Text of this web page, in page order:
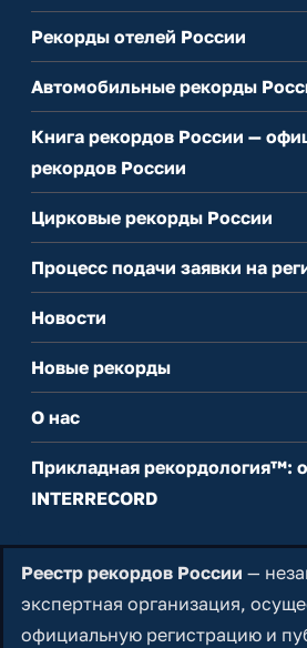
Рекорды отелей России
Автомобильные рекорды
Книга рекордов России —
рекордов России
Цирковые рекорды России
Процесс подачи заявки на
Новости
Новые рекорды
О нас
Прикладная рекордология™:
INTERRECORD
Реестр рекордов России —
экспертная организация,
официальную регистрацию и